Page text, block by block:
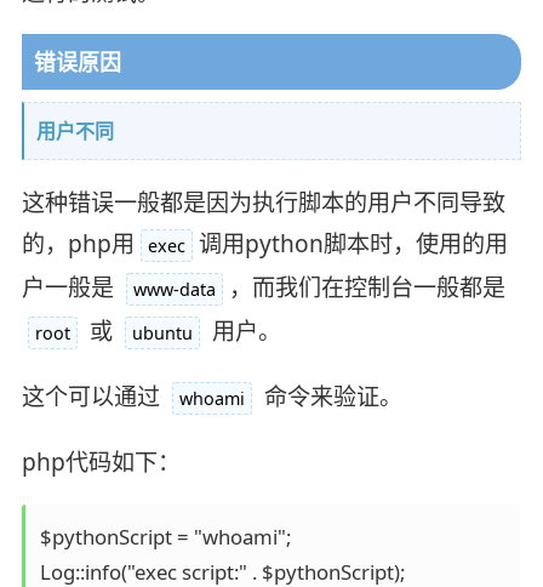
错误原因
用户不同
这种错误一般都是因为执行脚本的用户不同导致
的，php用
exec 调用python脚本时，使用的用
户一般是
www-data ，而我们在控制台一般都是
root 或 ubuntu 用户。
这个可以通过 whoami 命令来验证。
php代码如下：
$pythonScript = "whoami";
Log::info("exec script:" . $pythonScript);